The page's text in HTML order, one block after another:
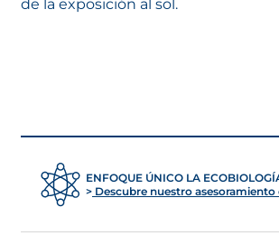
de la exposición al sol.
ENFOQUE ÚNICO LA
Descubre nuestro